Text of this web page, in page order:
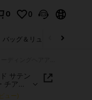
0 0
バッグ＆リュック
サテン
アリ
セサリ
ュー)